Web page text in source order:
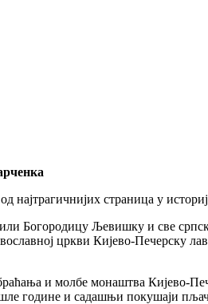
страница у
Богородицу Љевишку и све
цркви Кијево-Печерску
и молбе монаштва Кијево-
године и садашњи покушаји